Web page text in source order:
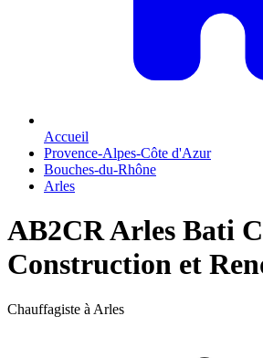
Accueil
Provence-Alpes-Côte d'Azur
Bouches-du-Rhône
Arles
AB2CR Arles Bati
Construction et
Chauffagiste à Arles